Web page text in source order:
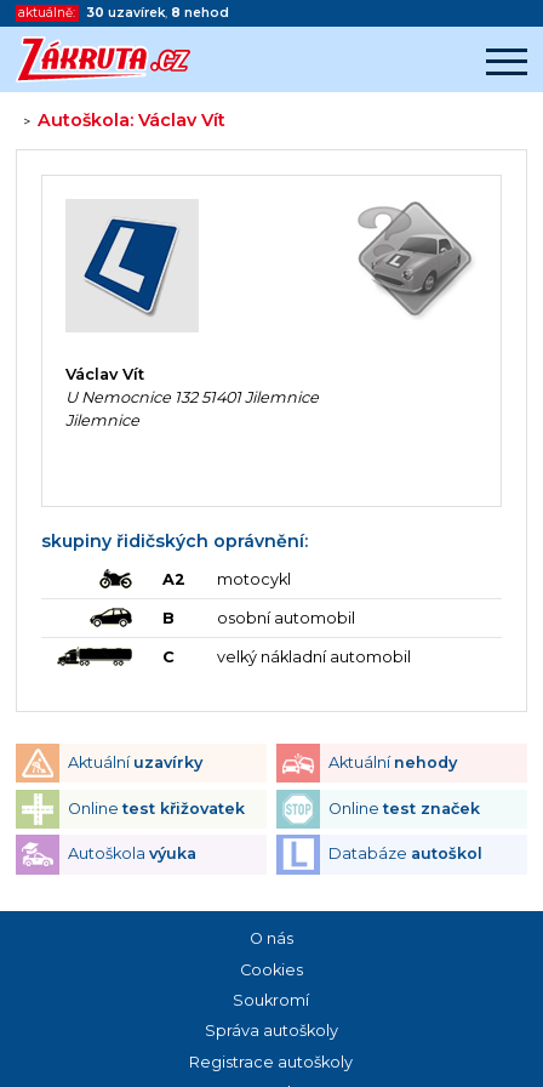
aktuálně: 30 uzavírek, 8 nehod
>Autoškola: Václav Vít
Začátek reklamy
Konec reklamy
Václav Vít
U Nemocnice 132 51401 Jilemnice
Jilemnice
skupiny řidičských oprávnění:
A2 motocykl
B osobní automobil
C velký nákladní automobil
Aktuální uzavírky Aktuální nehody
Onlinetest křižovatek Onlinetest značek
Autoškola výuka Databáze autoškol
O nás
Cookies
Soukromí
Správa autoškoly
Registrace autoškoly